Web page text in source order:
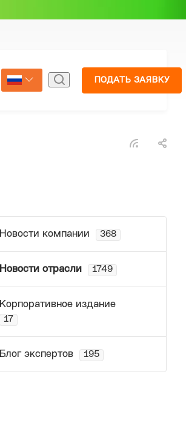
Страхование
Select Language
ПОДАТЬ ЗАЯВКУ
Новости компании 368
Новости отрасли 1749
Корпоративное издание
17
Блог экспертов 195